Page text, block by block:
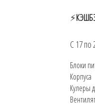
⚡️
С 17 по
Блоки
Корпуса
Кулеры